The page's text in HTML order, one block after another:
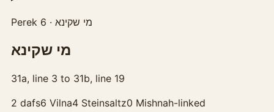
Perek 6 · מי שקינא
מי שקינא
31a, line 3 to 31b, line 19
2 dafs6 Vilna4 Steinsaltz0 Mishnah-linked